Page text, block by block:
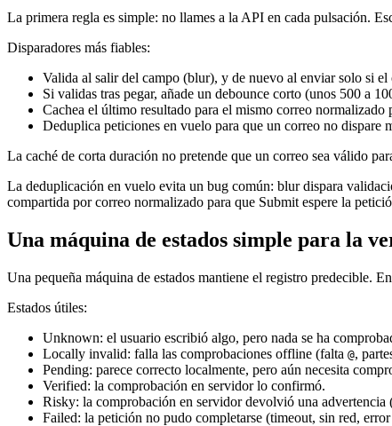
La primera regla es simple: no llames a la API en cada pulsación.
Disparadores más fiables:
Valida al salir del campo (blur), y de nuevo al enviar solo si el
Si validas tras pegar, añade un debounce corto (unos 500 a
Cachea el último resultado para el mismo correo
Deduplica peticiones en vuelo para que un correo no dispare
La caché de corta duración no pretende que un correo sea válido
La deduplicación en vuelo evita un bug común: blur dispara
compartida por correo normalizado para que Submit espere la
Una máquina de estados simple para la
Una pequeña máquina de estados mantiene el registro predecible.
Estados útiles:
Unknown: el usuario escribió algo, pero nada se ha
Locally invalid: falla las comprobaciones offline (falta @,
Pending: parece correcto localmente, pero aún necesita
Verified: la comprobación en servidor lo confirmó.
Risky: la comprobación en servidor devolvió una advertencia
Failed: la petición no pudo completarse (timeout, sin red,